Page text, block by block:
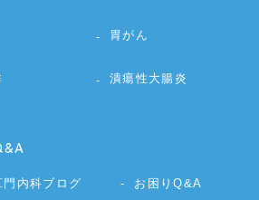
胃がん
潰瘍性大腸炎
内科ブログ お困りQ&A